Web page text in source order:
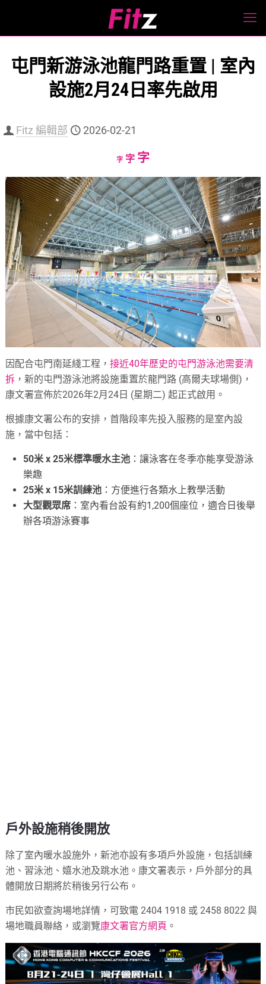
屯門新游泳池龍門路重置 | 室內
設施2月24日率先啟用
Fitz 編輯部 2026-02-21
字Decrease
size.
字Reset
size.
字Increase
size.
因配合屯門南延綫工程，接近40年歷史的屯門游泳池需要清
拆 ，新的屯門游泳池將設施重置於龍門路 (高爾夫球場側)，
康文署宣佈於2026年2月24日 (星期二) 起正式啟用。
根據康文署公布的安排，首階段率先投入服務的是室內設
施，當中包括：
50米 x 25米標準暖水主池 ：讓泳客在冬季亦能享受游泳
樂趣
25米 x 15米訓練池 ：方便進行各類水上教學活動
大型觀眾席 ：室內看台設有約1,200個座位，適合日後舉
辦各項游泳賽事
戶外設施稍後開放
除了室內暖水設施外，新池亦設有多項戶外設施，包括訓練
池、習泳池、嬉水池及跳水池。康文署表示，戶外部分的具
體開放日期將於稍後另行公布。
市民如欲查詢場地詳情，可致電 2404 1918 或 2458 8022 與
場地職員聯絡，或瀏覽康文署官方網頁 。